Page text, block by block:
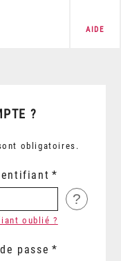
AIDE
?
obligatoires.
?
oublié ?
passe